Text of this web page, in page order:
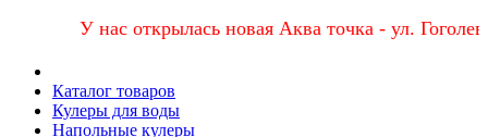
У нас открылась новая Аква точка - ул.
Каталог товаров
Кулеры для воды
Напольные кулеры